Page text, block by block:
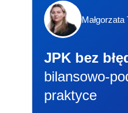
JPK bez
bilansowo-
praktyce